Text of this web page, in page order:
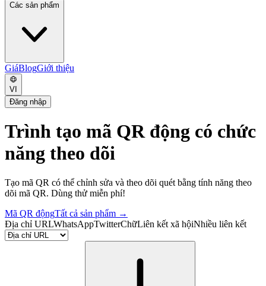
Các sản phẩm
GiáBlogGiới thiệu
VI
Đăng nhập
Trình tạo mã QR động có chức
năng theo dõi
Tạo mã QR có thể chỉnh sửa và theo dõi quét bằng tính năng theo
dõi mã QR. Dùng thử miễn phí!
Mã QR độngTất cả sản phẩm →
Địa chỉ URLWhatsAppTwitterChữLiên kết xã hộiNhiều liên kết